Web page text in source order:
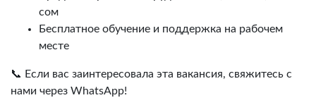
сом
Бесплатное обучение и поддержка на рабочем
месте
📞 Если вас заинтересовала эта вакансия, свяжитесь с
нами через WhatsApp!